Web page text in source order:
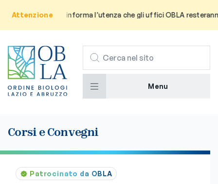
Attenzione
Avviso: Si informa l’utenza che gli uffici OBLA resteranno
CERCA
Menu
Corsi e Convegni
Patrocinato da OBLA